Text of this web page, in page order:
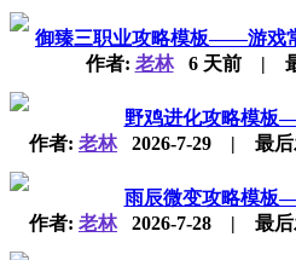
御臻三职业攻略模板——游
作者: 老林 6 天前 |
野鸡进化攻略模
作者: 老林2026-7-29 | 最
雨辰微变攻略模
作者: 老林2026-7-28 | 最